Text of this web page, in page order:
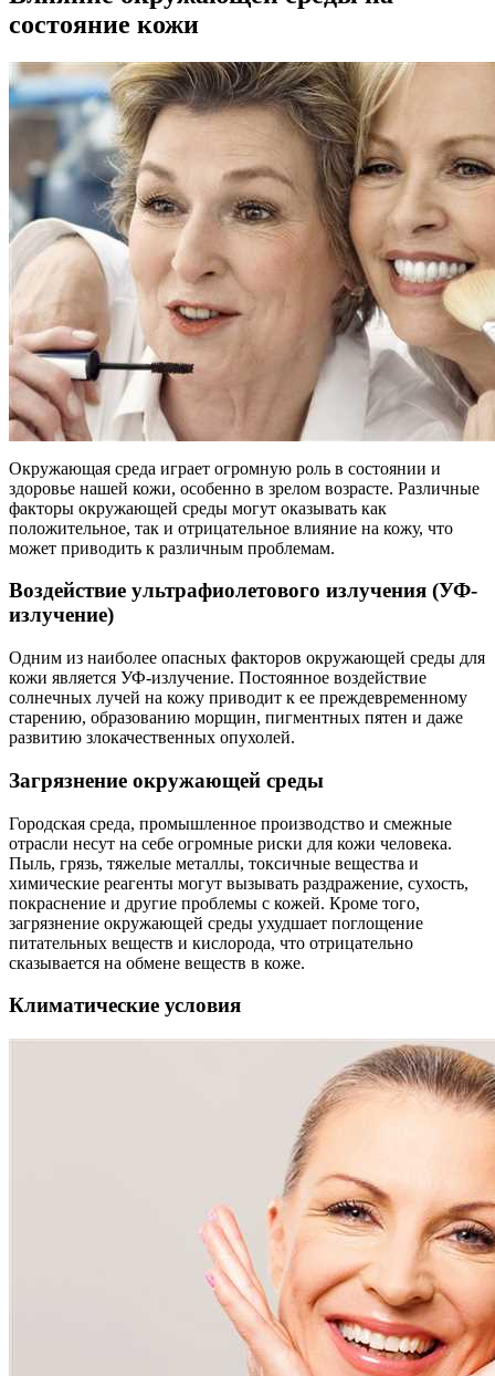
состояние кожи
Окружающая среда играет огромную роль в состоянии и
здоровье нашей кожи, особенно в зрелом возрасте. Различные
факторы окружающей среды могут оказывать как
положительное, так и отрицательное влияние на кожу, что
может приводить к различным проблемам.
Воздействие ультрафиолетового излучения (УФ-
излучение)
Одним из наиболее опасных факторов окружающей среды для
кожи является УФ-излучение. Постоянное воздействие
солнечных лучей на кожу приводит к ее преждевременному
старению, образованию морщин, пигментных пятен и даже
развитию злокачественных опухолей.
Загрязнение окружающей среды
Городская среда, промышленное производство и смежные
отрасли несут на себе огромные риски для кожи человека.
Пыль, грязь, тяжелые металлы, токсичные вещества и
химические реагенты могут вызывать раздражение, сухость,
покраснение и другие проблемы с кожей. Кроме того,
загрязнение окружающей среды ухудшает поглощение
питательных веществ и кислорода, что отрицательно
сказывается на обмене веществ в коже.
Климатические условия